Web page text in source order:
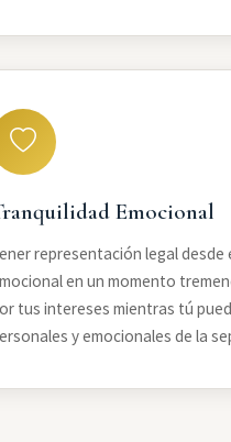
Emocional
representación legal
en un momento
tus intereses mientras tú
y emocionales de la